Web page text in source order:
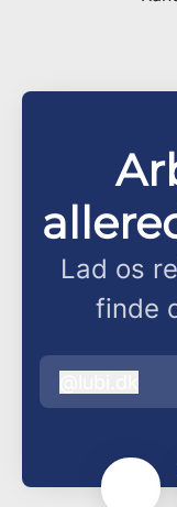
Lad os
finde
lubi.dk